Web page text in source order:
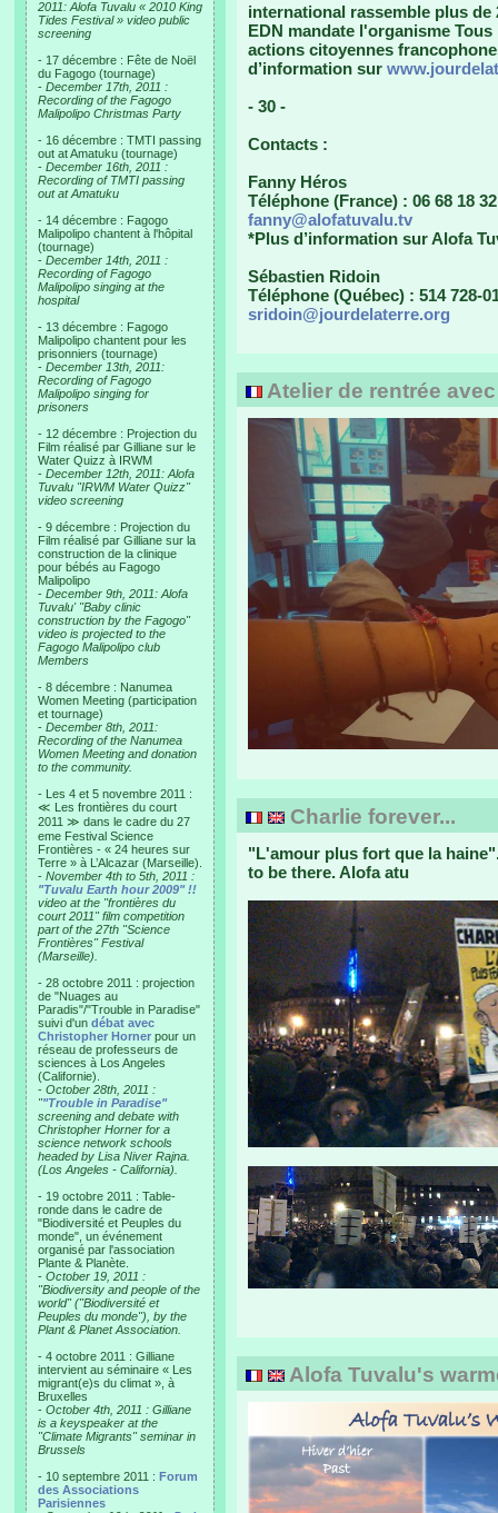
2011: Alofa Tuvalu « 2010 King
Tides Festival » video public
screening
- 17 décembre : Fête de Noël
du Fagogo (tournage)
- December 17th, 2011 :
Recording of the Fagogo
Malipolipo Christmas Party
- 16 décembre : TMTI passing
out at Amatuku (tournage)
- December 16th, 2011 :
Recording of TMTI passing
out at Amatuku
- 14 décembre : Fagogo
Malipolipo chantent à l'hôpital
(tournage)
- December 14th, 2011 :
Recording of Fagogo
Malipolipo singing at the
hospital
- 13 décembre : Fagogo
Malipolipo chantent pour les
prisonniers (tournage)
- December 13th, 2011:
Recording of Fagogo
Malipolipo singing for
prisoners
- 12 décembre : Projection du
Film réalisé par Gilliane sur le
Water Quizz à IRWM
- December 12th, 2011: Alofa
Tuvalu "IRWM Water Quizz"
video screening
- 9 décembre : Projection du
Film réalisé par Gilliane sur la
construction de la clinique
pour bébés au Fagogo
Malipolipo
- December 9th, 2011: Alofa
Tuvalu' "Baby clinic
construction by the Fagogo"
video is projected to the
Fagogo Malipolipo club
Members
- 8 décembre : Nanumea
Women Meeting (participation
et tournage)
- December 8th, 2011:
Recording of the Nanumea
Women Meeting and donation
to the community.
- Les 4 et 5 novembre 2011 :
≪ Les frontières du court
2011 ≫ dans le cadre du 27
eme Festival Science
Frontières - « 24 heures sur
Terre » à L’Alcazar (Marseille).
- November 4th to 5th, 2011 :
"Tuvalu Earth hour 2009" !!
video at the "frontières du
court 2011" film competition
part of the 27th "Science
Frontières" Festival
(Marseille).
- 28 octobre 2011 : projection
de "Nuages au
Paradis"/"Trouble in Paradise"
suivi d'un débat avec
Christopher Horner pour un
réseau de professeurs de
sciences à Los Angeles
(Californie).
- October 28th, 2011 :
""Trouble in Paradise"
screening and debate with
Christopher Horner for a
science network schools
headed by Lisa Niver Rajna.
(Los Angeles - California).
- 19 octobre 2011 : Table-
ronde dans le cadre de
"Biodiversité et Peuples du
monde", un événement
organisé par l'association
Plante & Planète.
- October 19, 2011 :
"Biodiversity and people of the
world" ("Biodiversité et
Peuples du monde"), by the
Plant & Planet Association.
- 4 octobre 2011 : Gilliane
intervient au séminaire « Les
migrant(e)s du climat », à
Bruxelles
- October 4th, 2011 : Gilliane
is a keyspeaker at the
"Climate Migrants" seminar in
Brussels
- 10 septembre 2011 : Forum
des Associations
Parisiennes
international rassemble plus de
EDN mandate l'organisme
actions citoyennes
d’information sur
- 30 -
Contacts :
Fanny Héros
Téléphone (France) : 06 68 18
fanny@alofatuvalu.tv
*Plus d’information sur Alofa
Sébastien Ridoin
Téléphone (Québec) : 514 728-
sridoin@jourdelaterre.org
Atelier de rentrée
Charlie forever...
"L'amour plus fort que la
to be there. Alofa atu
Alofa Tuvalu's